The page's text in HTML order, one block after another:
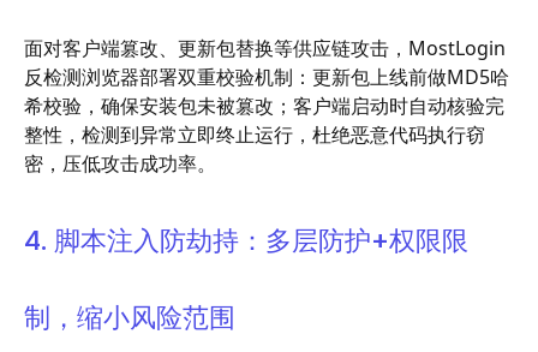
面对客户端篡改、更新包替换等供应链攻击，MostLogin
反检测浏览器部署双重校验机制：更新包上线前做MD5哈
希校验，确保安装包未被篡改；客户端启动时自动核验完
整性，检测到异常立即终止运行，杜绝恶意代码执行窃
密，压低攻击成功率。
4. 脚本注入防劫持：多层防护+权限限
制，缩小风险范围